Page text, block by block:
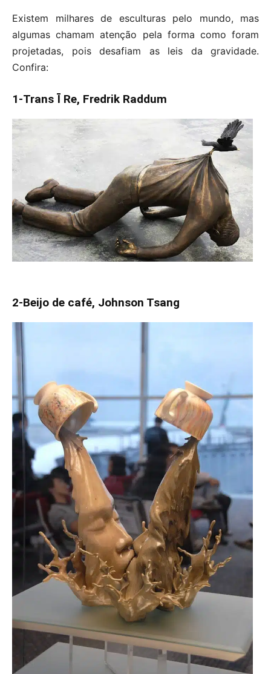
Existem milhares de esculturas pelo mundo, mas
algumas chamam atenção pela forma como foram
projetadas, pois desafiam as leis da gravidade.
Confira:
1-Trans Ī Re, Fredrik Raddum
2-Beijo de café, Johnson Tsang